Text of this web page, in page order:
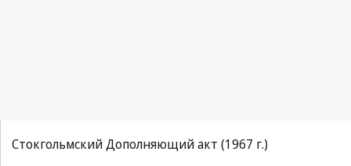
Стокгольмский Дополняющий акт (1967 г.)